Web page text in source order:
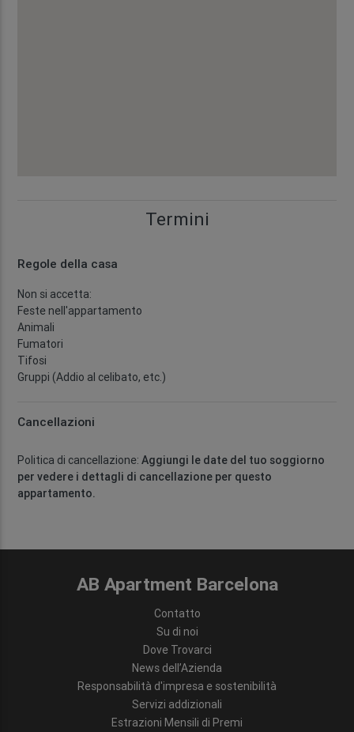
Termini
Regole della casa
Non si accetta:
Feste nell'appartamento
Animali
Fumatori
Tifosi
Gruppi (Addio al celibato, etc.)
Cancellazioni
Politica di cancellazione:Aggiungi le date del tuo soggiorno
per vedere i dettagli di cancellazione per questo
appartamento.
AB Apartment Barcelona
Contatto
Su di noi
Dove Trovarci
News dell’Azienda
Responsabilità d'impresa e sostenibilità
Servizi addizionali
Estrazioni Mensili di Premi